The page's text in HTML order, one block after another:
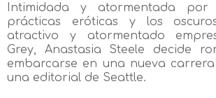
Intimidada y atormentada por
prácticas eróticas y los
atractivo y atormentado
Grey, Anastasia Steele decide
embarcarse en una nueva
una editorial de Seattle.